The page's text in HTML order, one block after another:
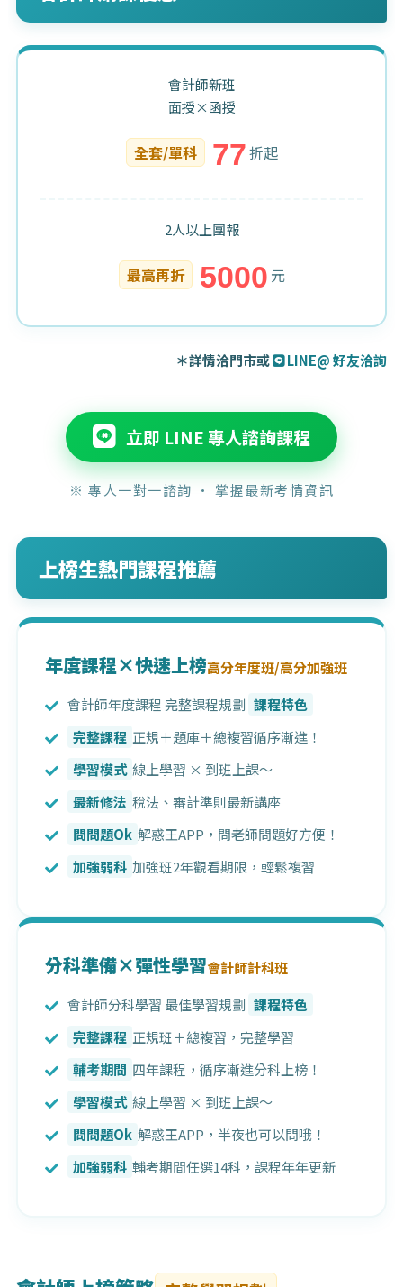
會計師新班
面授×函授
全套/單科 77折起
2人以上團報
最高再折 5000 元
＊詳情洽門市或 LINE@ 好友洽詢
立即 LINE 專人諮詢課程
※ 專人一對一諮詢 · 掌握最新考情資訊
上榜生熱門課程推薦
年度課程×快速上榜高分年度班/高分加強班
會計師年度課程 完整課程規劃 課程特色
完整課程 正規＋題庫＋總複習循序漸進！
學習模式 線上學習 × 到班上課～
最新修法 稅法、審計準則最新講座
問問題Ok 解惑王APP，問老師問題好方便！
加強弱科 加強班2年觀看期限，輕鬆複習
分科準備×彈性學習會計師計科班
會計師分科學習 最佳學習規劃 課程特色
完整課程 正規班＋總複習，完整學習
輔考期間 四年課程，循序漸進分科上榜！
學習模式 線上學習 × 到班上課～
問問題Ok 解惑王APP，半夜也可以問哦！
加強弱科 輔考期間任選14科，課程年年更新